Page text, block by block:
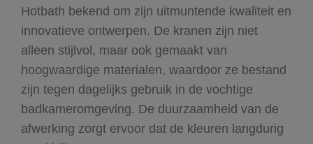
Hotbath bekend om zijn uitmuntende kwaliteit en
innovatieve ontwerpen. De kranen zijn niet
alleen stijlvol, maar ook gemaakt van
hoogwaardige materialen, waardoor ze bestand
zijn tegen dagelijks gebruik in de vochtige
badkameromgeving. De duurzaamheid van de
afwerking zorgt ervoor dat de kleuren langdurig